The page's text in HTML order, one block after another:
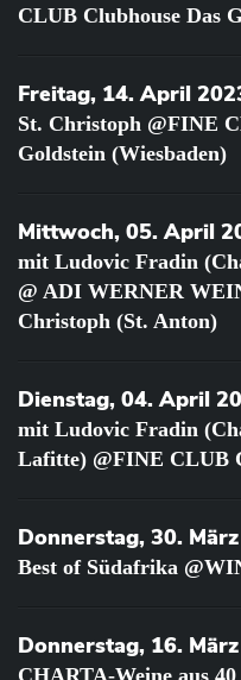
CLUB Clubhouse Das
Freitag, 14. April
St. Christoph @FINE
Goldstein (Wiesbaden)
Mittwoch, 05. April
mit Ludovic Fradin
@ ADI WERNER
Christoph (St. Anton)
Dienstag, 04. April
mit Ludovic Fradin
Lafitte) @FINE CLUB
Donnerstag, 30.
Best of Südafrika
Donnerstag, 16.